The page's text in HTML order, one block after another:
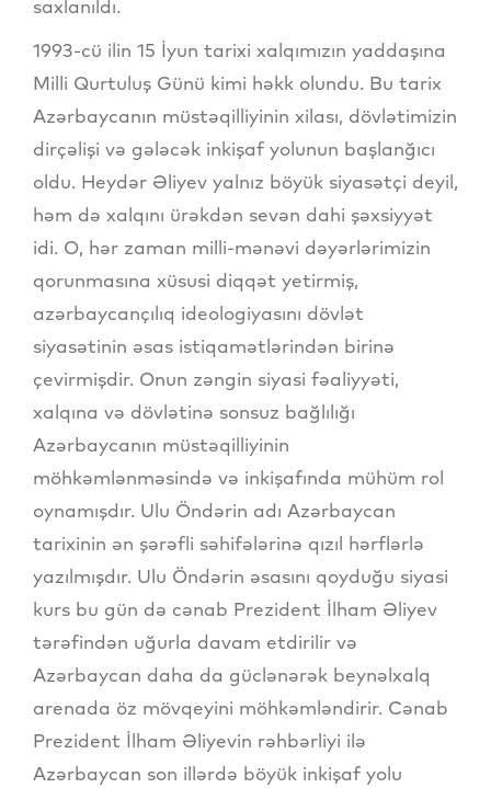
saxlanıldı.
1993-cü ilin 15 İyun tarixi xalqımızın yaddaşına
Milli Qurtuluş Günü kimi həkk olundu. Bu tarix
Azərbaycanın müstəqilliyinin xilası, dövlətimizin
dirçəlişi və gələcək inkişaf yolunun başlanğıcı
oldu. Heydər Əliyev yalnız böyük siyasətçi deyil,
həm də xalqını ürəkdən sevən dahi şəxsiyyət
idi. O, hər zaman milli-mənəvi dəyərlərimizin
qorunmasına xüsusi diqqət yetirmiş,
azərbaycançılıq ideologiyasını dövlət
siyasətinin əsas istiqamətlərindən birinə
çevirmişdir. Onun zəngin siyasi fəaliyyəti,
xalqına və dövlətinə sonsuz bağlılığı
Azərbaycanın müstəqilliyinin
möhkəmlənməsində və inkişafında mühüm rol
oynamışdır. Ulu Öndərin adı Azərbaycan
tarixinin ən şərəfli səhifələrinə qızıl hərflərlə
yazılmışdır. Ulu Öndərin əsasını qoyduğu siyasi
kurs bu gün də cənab Prezident İlham Əliyev
tərəfindən uğurla davam etdirilir və
Azərbaycan daha da güclənərək beynəlxalq
arenada öz mövqeyini möhkəmləndirir. Cənab
Prezident İlham Əliyevin rəhbərliyi ilə
Azərbaycan son illərdə böyük inkişaf yolu